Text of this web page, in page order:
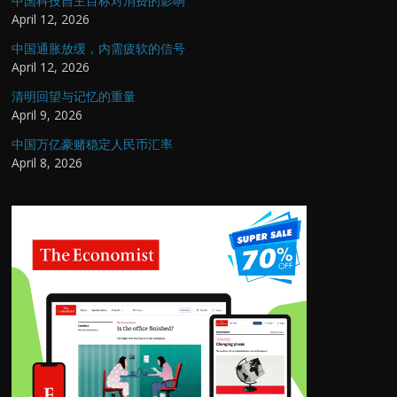
April 12, 2026
中国通胀放缓，内需疲软的信号
April 12, 2026
清明回望与记忆的重量
April 9, 2026
中国万亿豪赌稳定人民币汇率
April 8, 2026